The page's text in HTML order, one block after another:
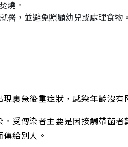
燒。
醫，並避免照顧幼兒或處理食物。
裏急後重症狀，感染年齡沒有
受傳染者主要是因接觸帶菌者
給別人。